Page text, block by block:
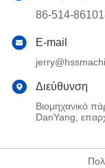
86-514-
E-mail
Διεύθυνση
Βιομηχανικό
DanYang,